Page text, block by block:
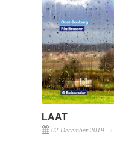
LAAT
02 December 2019